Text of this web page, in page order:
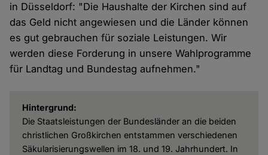
in Düsseldorf: "Die Haushalte der Kirchen sind auf
das Geld nicht angewiesen und die Länder können
es gut gebrauchen für soziale Leistungen. Wir
werden diese Forderung in unsere Wahlprogramme
für Landtag und Bundestag aufnehmen."
Hintergrund:
Die Staatsleistungen der Bundesländer an die beiden
christlichen Großkirchen entstammen verschiedenen
Säkularisierungswellen im 18. und 19. Jahrhundert. In